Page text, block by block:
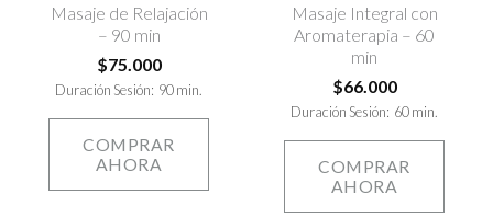
Masaje de Relajación
– 90 min
$75.000
Duración Sesión: 90 min.
COMPRAR
AHORA
Masaje Integral con
Aromaterapia – 60
min
$66.000
Duración Sesión: 60 min.
COMPRAR
AHORA